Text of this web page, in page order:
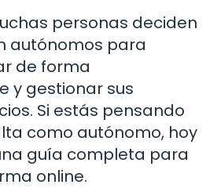
personas deciden
autónomos para
de forma
y gestionar sus
Si estás pensando
como autónomo, hoy
guía completa para
online.